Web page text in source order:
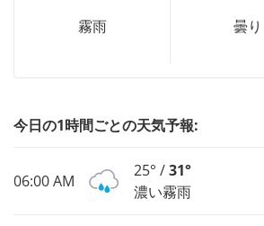
霧雨 曇り
今日の1時間ごとの天気予報:
06:00 AM
25° /31°
濃い霧雨